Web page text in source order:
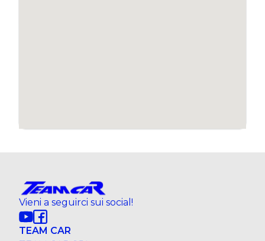
Vieni a seguirci sui social!
TEAM CAR